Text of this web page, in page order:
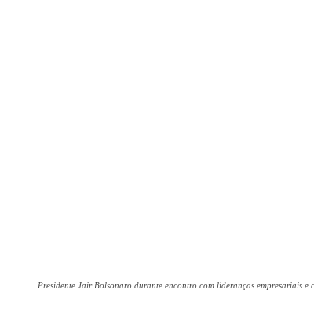
Presidente Jair Bolsonaro durante encontro com lideranças empresariais